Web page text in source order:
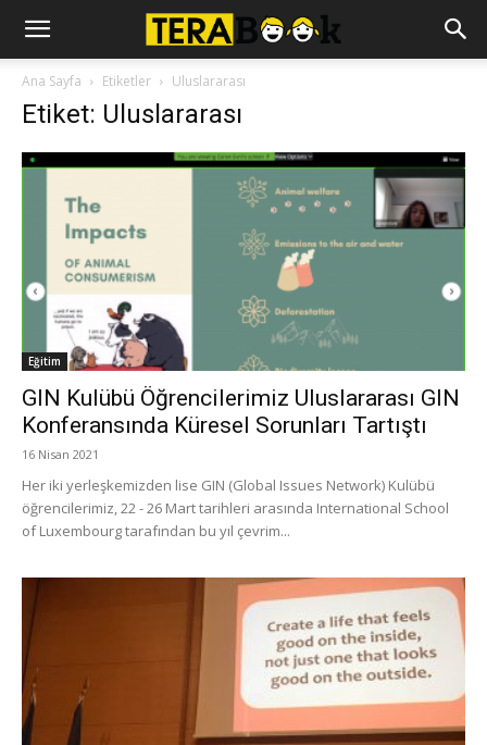
Ana Sayfa Etiketler Uluslararası
Etiket: Uluslararası
Eğitim
GIN Kulübü Öğrencilerimiz Uluslararası GIN
Konferansında Küresel Sorunları Tartıştı
16 Nisan 2021
Her iki yerleşkemizden lise GIN (Global Issues Network) Kulübü
öğrencilerimiz, 22 - 26 Mart tarihleri arasında International School
of Luxembourg tarafından bu yıl çevrim...